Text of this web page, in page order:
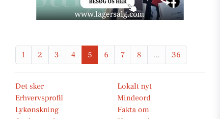
1 2 3 4 5 6 7 8 ... 36
Det sker
Lokalt nyt
Erhvervsprofil
Mindeord
Lykønskning
Fakta om